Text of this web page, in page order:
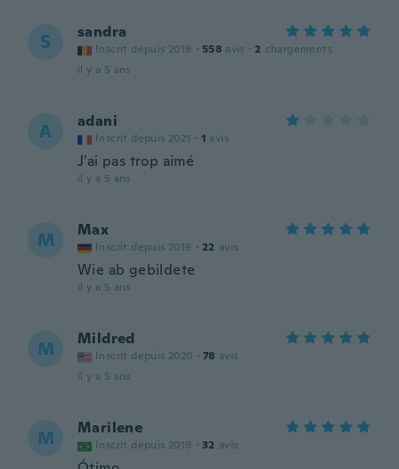
S sandra
Inscrit depuis 2019 · 558 avis · 2 chargements
il y a 5 ans
A adani
Inscrit depuis 2021 · 1 avis
J'ai pas trop aimé
il y a 5 ans
M Max
Inscrit depuis 2019 · 22 avis
Wie ab gebildete
il y a 5 ans
M Mildred
Inscrit depuis 2020 · 78 avis
il y a 5 ans
M Marilene
Inscrit depuis 2019 · 32 avis